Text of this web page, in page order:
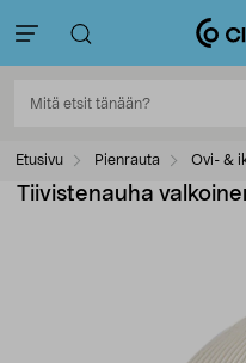
Etusivu Pienrauta Ovi- &
Tiivistenauha